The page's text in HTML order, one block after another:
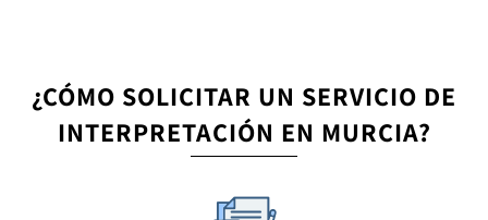
¿CÓMO SOLICITAR UN SERVICIO DE
INTERPRETACIÓN EN MURCIA?